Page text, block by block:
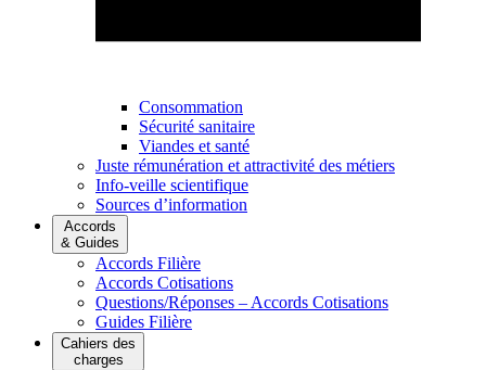
Consommation
Sécurité sanitaire
Viandes et santé
Juste rémunération et attractivité des métiers
Info-veille scientifique
Sources d’information
Accords
& Guides
Accords Filière
Accords Cotisations
Questions/Réponses – Accords Cotisations
Guides Filière
Cahiers des
charges